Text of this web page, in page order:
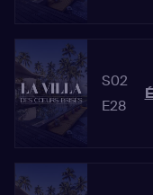
S02
E28